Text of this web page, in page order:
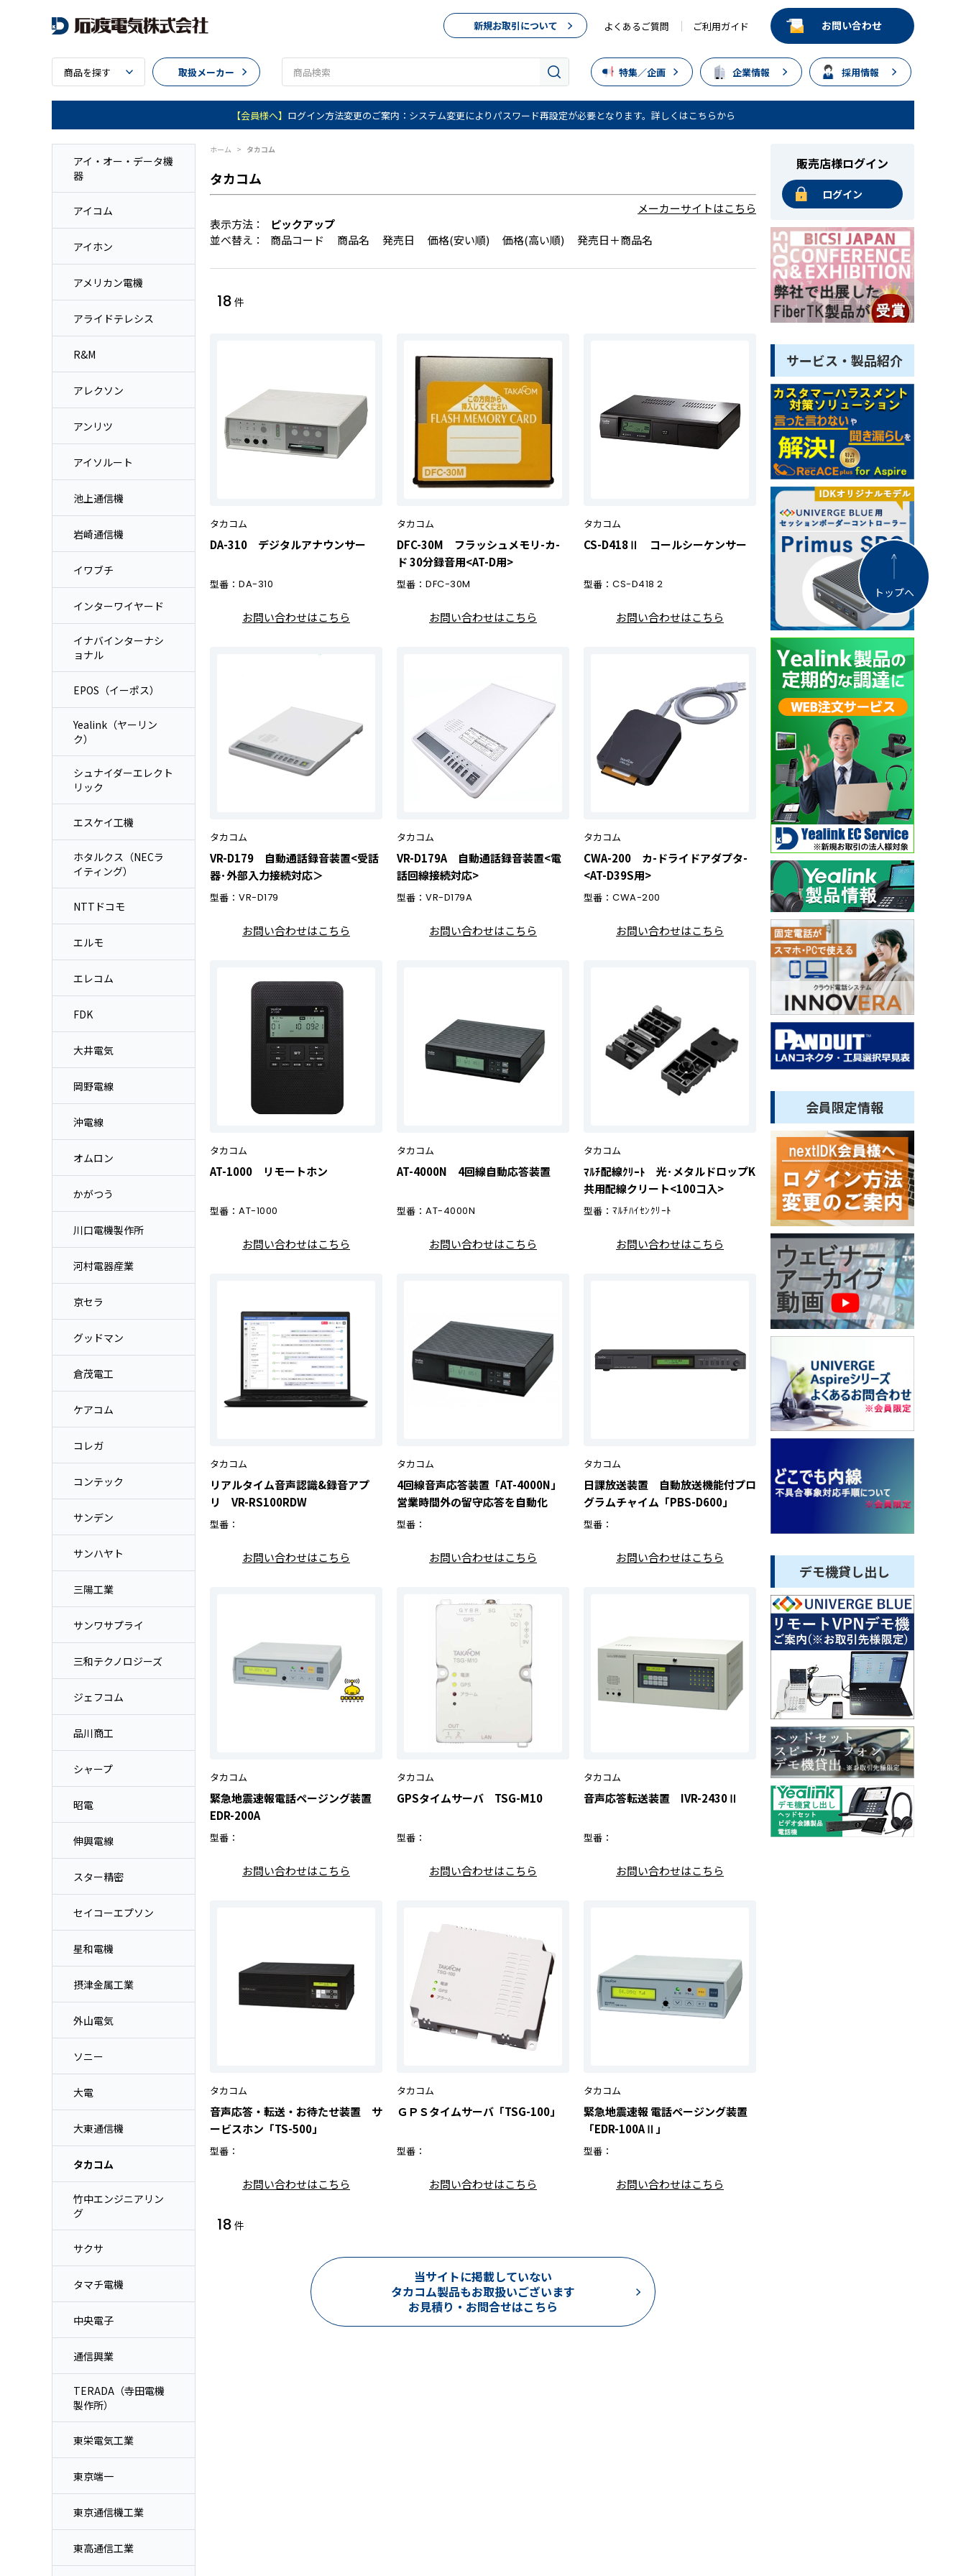
トップへ
新規お取引について よくあるご質問 ご利用ガイド お問い合わせ
商品を探す 取扱メーカー 特集／企画 企業情報 採用情報
【会員様へ】 ログイン方法変更のご案内：システム変更によりパスワード再設定が必要となります。詳しくはこちらから
ホーム > タカコム
タカコム
メーカーサイトはこちら
表示方法：
ピックアップ
並べ替え：
商品コード 商品名 発売日 価格(安い順) 価格(高い順) 発売日＋商品名
18 件
タカコム
DA-310 デジタルアナウンサー
型番： DA-310
お問い合わせはこちら
タカコム
DFC-30M フラッシュメモリ-カ-
ド 30分録音用<AT-D用>
型番： DFC-30M
お問い合わせはこちら
タカコム
CS-D418Ⅱ コールシーケンサー
型番： CS-D418 2
お問い合わせはこちら
タカコム
VR-D179 自動通話録音装置<受話
器･外部入力接続対応＞
型番： VR-D179
お問い合わせはこちら
タカコム
VR-D179A 自動通話録音装置<電
話回線接続対応>
型番： VR-D179A
お問い合わせはこちら
タカコム
CWA-200 カ-ドライドアダプタ-
<AT-D39S用>
型番： CWA-200
お問い合わせはこちら
タカコム
AT-1000 リモートホン
型番： AT-1000
お問い合わせはこちら
タカコム
AT-4000N 4回線自動応答装置
型番： AT-4000N
お問い合わせはこちら
タカコム
ﾏﾙﾁ配線ｸﾘｰﾄ 光･メタルドロップK
共用配線クリート<100コ入>
型番： ﾏﾙﾁﾊｲｾﾝｸﾘｰﾄ
お問い合わせはこちら
タカコム
リアルタイム音声認識&録音アプ
リ VR-RS100RDW
型番：
お問い合わせはこちら
タカコム
4回線音声応答装置「AT-4000N」
営業時間外の留守応答を自動化
型番：
お問い合わせはこちら
タカコム
日課放送装置 自動放送機能付プロ
グラムチャイム「PBS-D600」
型番：
お問い合わせはこちら
タカコム
緊急地震速報電話ページング装置
EDR-200A
型番：
お問い合わせはこちら
タカコム
GPSタイムサーバ TSG-M10
型番：
お問い合わせはこちら
タカコム
音声応答転送装置 IVR-2430Ⅱ
型番：
お問い合わせはこちら
タカコム
音声応答・転送・お待たせ装置 サ
ービスホン「TS-500」
型番：
お問い合わせはこちら
タカコム
ＧＰＳタイムサーバ「TSG-100」
型番：
お問い合わせはこちら
タカコム
緊急地震速報 電話ページング装置
「EDR-100AⅡ」
型番：
お問い合わせはこちら
18 件
当サイトに掲載していない
タカコム製品もお取扱いございます
お見積り・お問合せはこちら
販売店様ログイン
ログイン
サービス・製品紹介
会員限定情報
デモ機貸し出し
アイ・オー・データ機
器
アイコム
アイホン
アメリカン電機
アライドテレシス
R&M
アレクソン
アンリツ
アイソルート
池上通信機
岩崎通信機
イワブチ
インターワイヤード
イナバインターナシ
ョナル
EPOS（イーポス）
Yealink（ヤーリン
ク）
シュナイダーエレクト
リック
エスケイ工機
ホタルクス（NECラ
イティング）
NTTドコモ
エルモ
エレコム
FDK
大井電気
岡野電線
沖電線
オムロン
かがつう
川口電機製作所
河村電器産業
京セラ
グッドマン
倉茂電工
ケアコム
コレガ
コンテック
サンデン
サンハヤト
三陽工業
サンワサプライ
三和テクノロジーズ
ジェフコム
品川商工
シャープ
昭電
伸興電線
スター精密
セイコーエプソン
星和電機
摂津金属工業
外山電気
ソニー
大電
大東通信機
タカコム
竹中エンジニアリン
グ
サクサ
タマチ電機
中央電子
通信興業
TERADA（寺田電機
製作所）
東栄電気工業
東京端一
東京通信機工業
東高通信工業